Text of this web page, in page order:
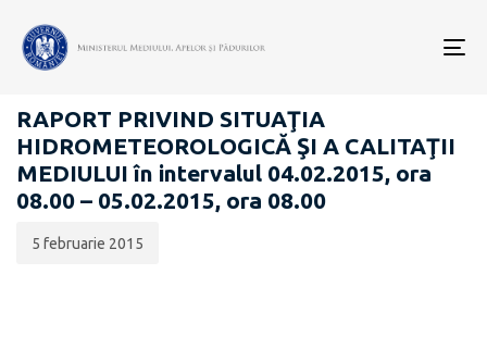
RAPOARTE ZILNICE STAREA MEDIULUI
RAPORT PRIVIND SITUAŢIA
HIDROMETEOROLOGICĂ ŞI A CALITAŢII
MEDIULUI în intervalul 04.02.2015, ora
08.00 – 05.02.2015, ora 08.00
publicării:
5 februarie 2015